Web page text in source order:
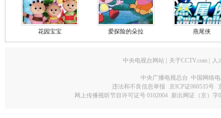
花园宝宝 爱探险的朵拉 燕尾侠
中央电视台网站 关于CCTV.com 人
中央广播电视总台 中国网络
违法和不良信息举报
京ICP证060535号
网上传播视听节目许可证号 0102004 新出网证（京）